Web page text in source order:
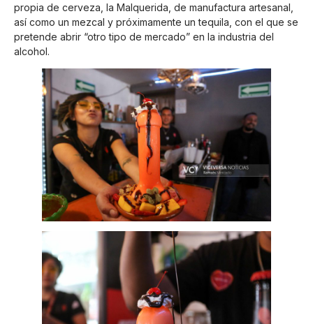
propia de cerveza, la Malquerida, de manufactura artesanal,
así como un mezcal y próximamente un tequila, con el que se
pretende abrir “otro tipo de mercado” en la industria del
alcohol.